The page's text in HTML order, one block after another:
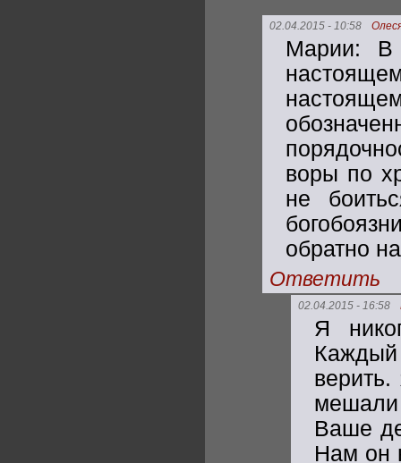
02.04.2015 - 10:58
Марии: В
воры по
не
обратно
Ответить
02.04.2015 - 16:58
Я
Каждый
мешали
Ваше
Нам он